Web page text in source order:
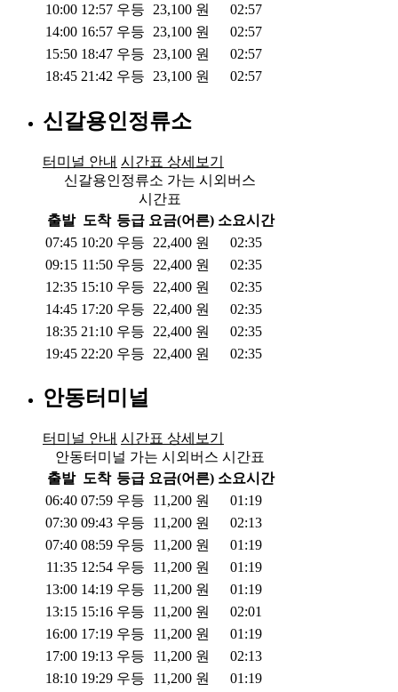
10:00 12:57 우등 23,100 원
02:57
14:00 16:57 우등 23,100 원
02:57
15:50 18:47 우등 23,100 원
02:57
18:45 21:42 우등 23,100 원 02:57
신갈용인정류소
터미널 안내 시간표 상세보기
신갈용인정류소 가는 시외버스
시간표
출발 도착 등급 요금(어른) 소요시간
07:45 10:20 우등 22,400 원
02:35
09:15 11:50 우등 22,400 원
02:35
12:35 15:10 우등 22,400 원
02:35
14:45 17:20 우등 22,400 원
02:35
18:35 21:10 우등 22,400 원
02:35
19:45 22:20 우등 22,400 원 02:35
안동터미널
터미널 안내 시간표 상세보기
안동터미널 가는 시외버스 시간표
출발 도착 등급 요금(어른) 소요시간
06:40 07:59 우등 11,200 원
01:19
07:30 09:43 우등 11,200 원
02:13
07:40 08:59 우등 11,200 원
01:19
11:35 12:54 우등 11,200 원
01:19
13:00 14:19 우등 11,200 원
01:19
13:15 15:16 우등 11,200 원
02:01
16:00 17:19 우등 11,200 원
01:19
17:00 19:13 우등 11,200 원
02:13
18:10 19:29 우등 11,200 원
01:19